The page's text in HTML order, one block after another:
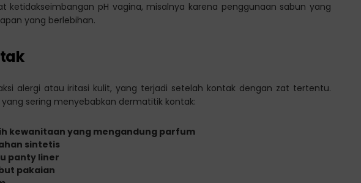
ketidakseimbangan pH vagina, misalnya karena penggunaan sabun yang
yang berlebihan.
alergi atau iritasi kulit, yang terjadi setelah kontak dengan zat tertentu.
sering menyebabkan dermatitik kontak:
kewanitaan yang mengandung parfum
sintetis
panty liner
pakaian